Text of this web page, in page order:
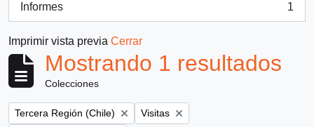
Informes
, 1 resultados
1
Imprimir vista previa Cerrar
Mostrando 1 resultados
Colecciones
Remove filter:
Tercera Región (Chile) Remove filter:
Visitas